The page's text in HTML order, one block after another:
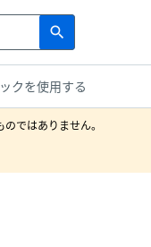
search
Search
クを使用する
ではありません。